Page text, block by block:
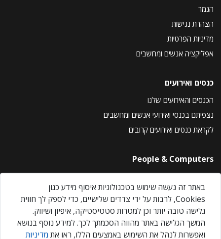
הנמר
הצהרת נגישות
מדיניות הפרטיות
אפליקציה אנשים ומחשבים
כנסים ואירועים
הכנסים והאירועים שלנו
נצפיתם בכנסי ואירועי אנשים ומחשבים
לקראת כנסים ואירועים קרובים
People & Computers
About Us
Privacy Policy
Contact Us
Our Events
באתר זה נעשה שימוש בטכנולוגיות איסוף מידע כגון
Cookies, לרבות על ידי צדדים שלישיים, כדי לספק לך חווית
גלישה טובה יותר וכן למטרות סטטיסטיקה, איפיון ושיווק.
המשך הגלישה באתר מהווה הסכמתך לכך. למידע נוסף בנושא
ואפשרות לנהל את השימוש באמצעים הללו, ראו את מדיניות